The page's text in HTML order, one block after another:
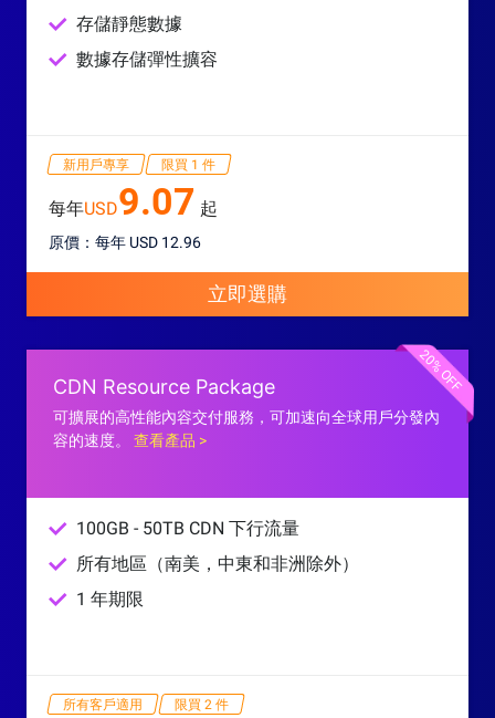
存儲靜態數據
數據存儲彈性擴容
新用戶專享 限買 1 件
每年USD9.07 起
原價：每年 USD 12.96
立即選購
CDN Resource Package
可擴展的高性能內容交付服務，可加速向全球用戶分發內
容的速度。 查看產品 >
20% OFF
100GB - 50TB CDN 下行流量
所有地區（南美，中東和非洲除外）
1 年期限
所有客戶適用 限買 2 件